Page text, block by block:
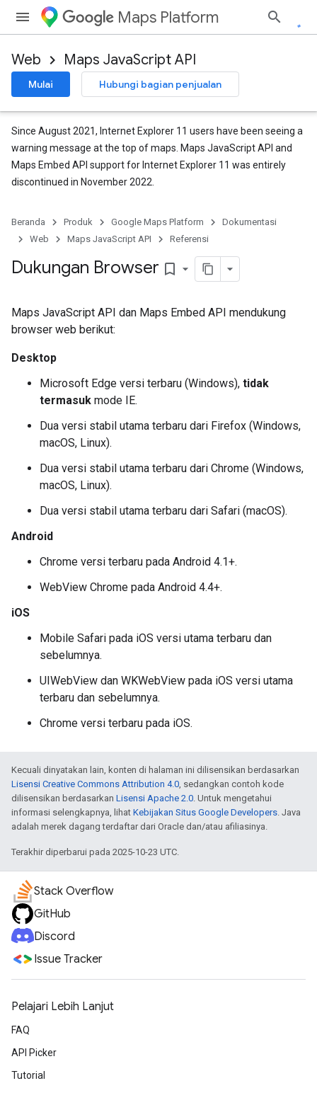
Maps Platform
Web Maps JavaScript API
Mulai Hubungi bagian penjualan
Since August 2021, Internet Explorer 11 users have been seeing a
warning message at the top of maps. Maps JavaScript API and
Maps Embed API support for Internet Explorer 11 was entirely
discontinued in November 2022.
Beranda Produk Google Maps Platform
Dokumentasi
Web
Maps JavaScript API Referensi
Dukungan Browser bookmark_border
Maps JavaScript API dan Maps Embed API mendukung
browser web berikut:
Desktop
Microsoft Edge versi terbaru (Windows), tidak
termasuk mode IE.
Dua versi stabil utama terbaru dari Firefox (Windows,
macOS, Linux).
Dua versi stabil utama terbaru dari Chrome (Windows,
macOS, Linux).
Dua versi stabil utama terbaru dari Safari (macOS).
Android
Chrome versi terbaru pada Android 4.1+.
WebView Chrome pada Android 4.4+.
iOS
Mobile Safari pada iOS versi utama terbaru dan
sebelumnya.
UIWebView dan WKWebView pada iOS versi utama
terbaru dan sebelumnya.
Chrome versi terbaru pada iOS.
Kecuali dinyatakan lain, konten di halaman ini dilisensikan berdasarkan
Lisensi Creative Commons Attribution 4.0, sedangkan contoh kode
dilisensikan berdasarkan Lisensi Apache 2.0. Untuk mengetahui
informasi selengkapnya, lihat Kebijakan Situs Google Developers. Java
adalah merek dagang terdaftar dari Oracle dan/atau afiliasinya.
Terakhir diperbarui pada 2025-10-23 UTC.
Stack Overflow
GitHub
Discord
Issue Tracker
Pelajari Lebih Lanjut
FAQ
API Picker
Tutorial